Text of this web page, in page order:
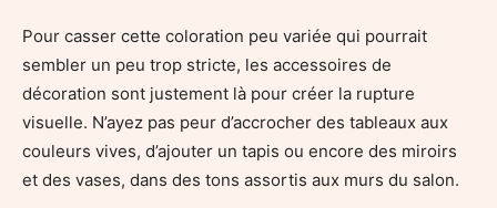
Pour casser cette coloration peu variée qui pourrait
sembler un peu trop stricte, les accessoires de
décoration sont justement là pour créer la rupture
visuelle. N’ayez pas peur d’accrocher des tableaux aux
couleurs vives, d’ajouter un tapis ou encore des miroirs
et des vases, dans des tons assortis aux murs du salon.